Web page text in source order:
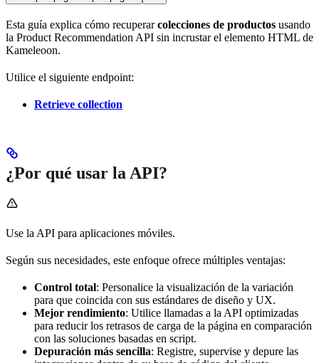
Esta guía explica cómo recuperarcolecciones de productos usando
la Product Recommendation API sin incrustar el elemento HTML de
Kameleoon.
Utilice el siguiente endpoint:
Retrieve collection
¿Por qué usar la API?
Use la API para aplicaciones móviles.
Según sus necesidades, este enfoque ofrece múltiples ventajas:
Control total: Personalice la visualización de la variación
para que coincida con sus estándares de diseño y UX.
Mejor rendimiento: Utilice llamadas a la API optimizadas
para reducir los retrasos de carga de la página en comparación
con las soluciones basadas en script.
Depuración más sencilla: Registre, supervise y depure las